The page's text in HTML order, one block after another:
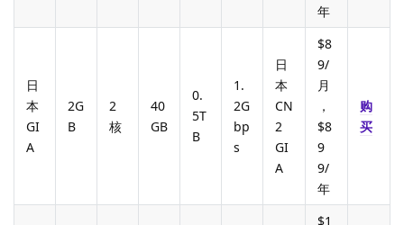
年
日
本
GI
A
2G
B
2
核
40
GB
0.
5T
B
1.
2G
bp
s
日
本
CN
2
GI
A
$8
9/
月
，
$8
9
9/
年
购
买
$1